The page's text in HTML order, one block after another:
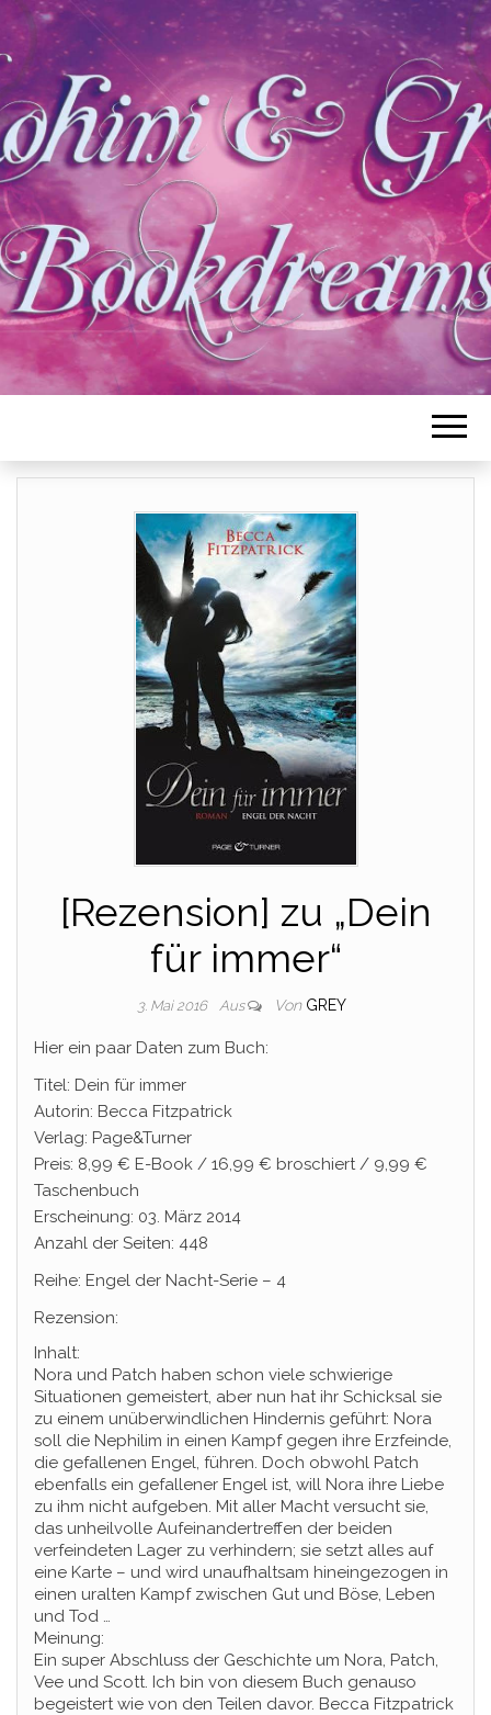
[Rezension] zu „Dein
für immer“
3. Mai 2016 Aus Von GREY
Hier ein paar Daten zum Buch:
Titel: Dein für immer
Autorin: Becca Fitzpatrick
Verlag: Page&Turner
Preis: 8,99 € E-Book / 16,99 € broschiert / 9,99 €
Taschenbuch
Erscheinung: 03. März 2014
Anzahl der Seiten: 448
Reihe: Engel der Nacht-Serie – 4
Rezension:
Inhalt:
Nora und Patch haben schon viele schwierige
Situationen gemeistert, aber nun hat ihr Schicksal sie
zu einem unüberwindlichen Hindernis geführt: Nora
soll die Nephilim in einen Kampf gegen ihre Erzfeinde,
die gefallenen Engel, führen. Doch obwohl Patch
ebenfalls ein gefallener Engel ist, will Nora ihre Liebe
zu ihm nicht aufgeben. Mit aller Macht versucht sie,
das unheilvolle Aufeinandertreffen der beiden
verfeindeten Lager zu verhindern; sie setzt alles auf
eine Karte – und wird unaufhaltsam hineingezogen in
einen uralten Kampf zwischen Gut und Böse, Leben
und Tod …
Meinung:
Ein super Abschluss der Geschichte um Nora, Patch,
Vee und Scott. Ich bin von diesem Buch genauso
begeistert wie von den Teilen davor. Becca Fitzpatrick